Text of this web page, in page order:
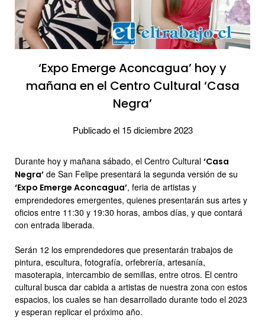
‘Expo Emerge Aconcagua’ hoy y
mañana en el Centro Cultural ‘Casa
Negra’
Publicado el 15 diciembre 2023
Durante hoy y mañana sábado, el Centro Cultural ‘Casa
Negra’ de San Felipe presentará la segunda versión de su
‘Expo Emerge Aconcagua’, feria de artistas y
emprendedores emergentes, quienes presentarán sus artes y
oficios entre 11:30 y 19:30 horas, ambos días, y que contará
con entrada liberada.
Serán 12 los emprendedores que presentarán trabajos de
pintura, escultura, fotografía, orfebrería, artesanía,
masoterapia, intercambio de semillas, entre otros. El centro
cultural busca dar cabida a artistas de nuestra zona con estos
espacios, los cuales se han desarrollado durante todo el 2023
y esperan replicar el próximo año.